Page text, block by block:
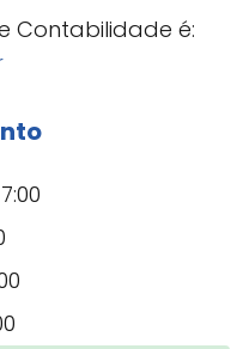
Contabilidade é: